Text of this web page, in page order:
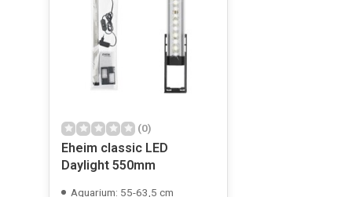
(0)
Eheim classic LED
Daylight 550mm
Aquarium: 55-63,5 cm